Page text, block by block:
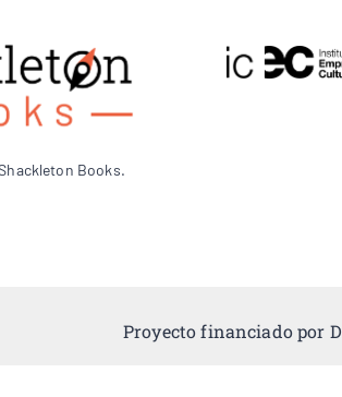
Books.
Proyecto financiado por